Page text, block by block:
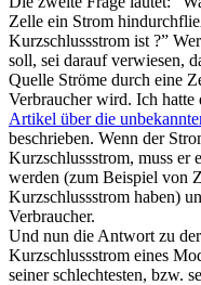
Zelle ein Strom
Kurzschlussstrom ist ?”
soll, sei darauf verwiesen,
Quelle Ströme durch eine
Verbraucher wird. Ich hatte
Artikel über die
beschrieben. Wenn der
Kurzschlussstrom, muss er
werden (zum Beispiel von
Kurzschlussstrom haben)
Verbraucher.
Und nun die Antwort zu
Kurzschlussstrom eines
seiner schlechtesten, bzw.